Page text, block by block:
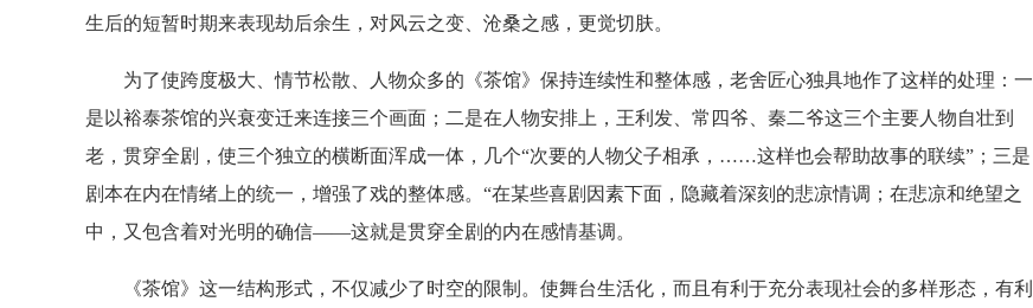
生后的短暂时期来表现劫后余生，对风云之变、沧桑之感，更觉切肤。
为了使跨度极大、情节松散、人物众多的《茶馆》保持连续性和整体感，老舍匠心独具地作了这样的处理：一
是以裕泰茶馆的兴衰变迁来连接三个画面；二是在人物安排上，王利发、常四爷、秦二爷这三个主要人物自壮到
老，贯穿全剧，使三个独立的横断面浑成一体，几个“次要的人物父子相承，……这样也会帮助故事的联续”；三是
剧本在内在情绪上的统一，增强了戏的整体感。“在某些喜剧因素下面，隐藏着深刻的悲凉情调；在悲凉和绝望之
中，又包含着对光明的确信——这就是贯穿全剧的内在感情基调。
《茶馆》这一结构形式，不仅减少了时空的限制。使舞台生活化，而且有利于充分表现社会的多样形态，有利